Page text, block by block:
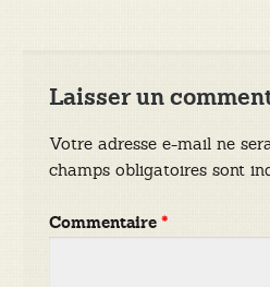
Laisser un
Votre adresse e-mail ne
champs obligatoires sont
Commentaire*